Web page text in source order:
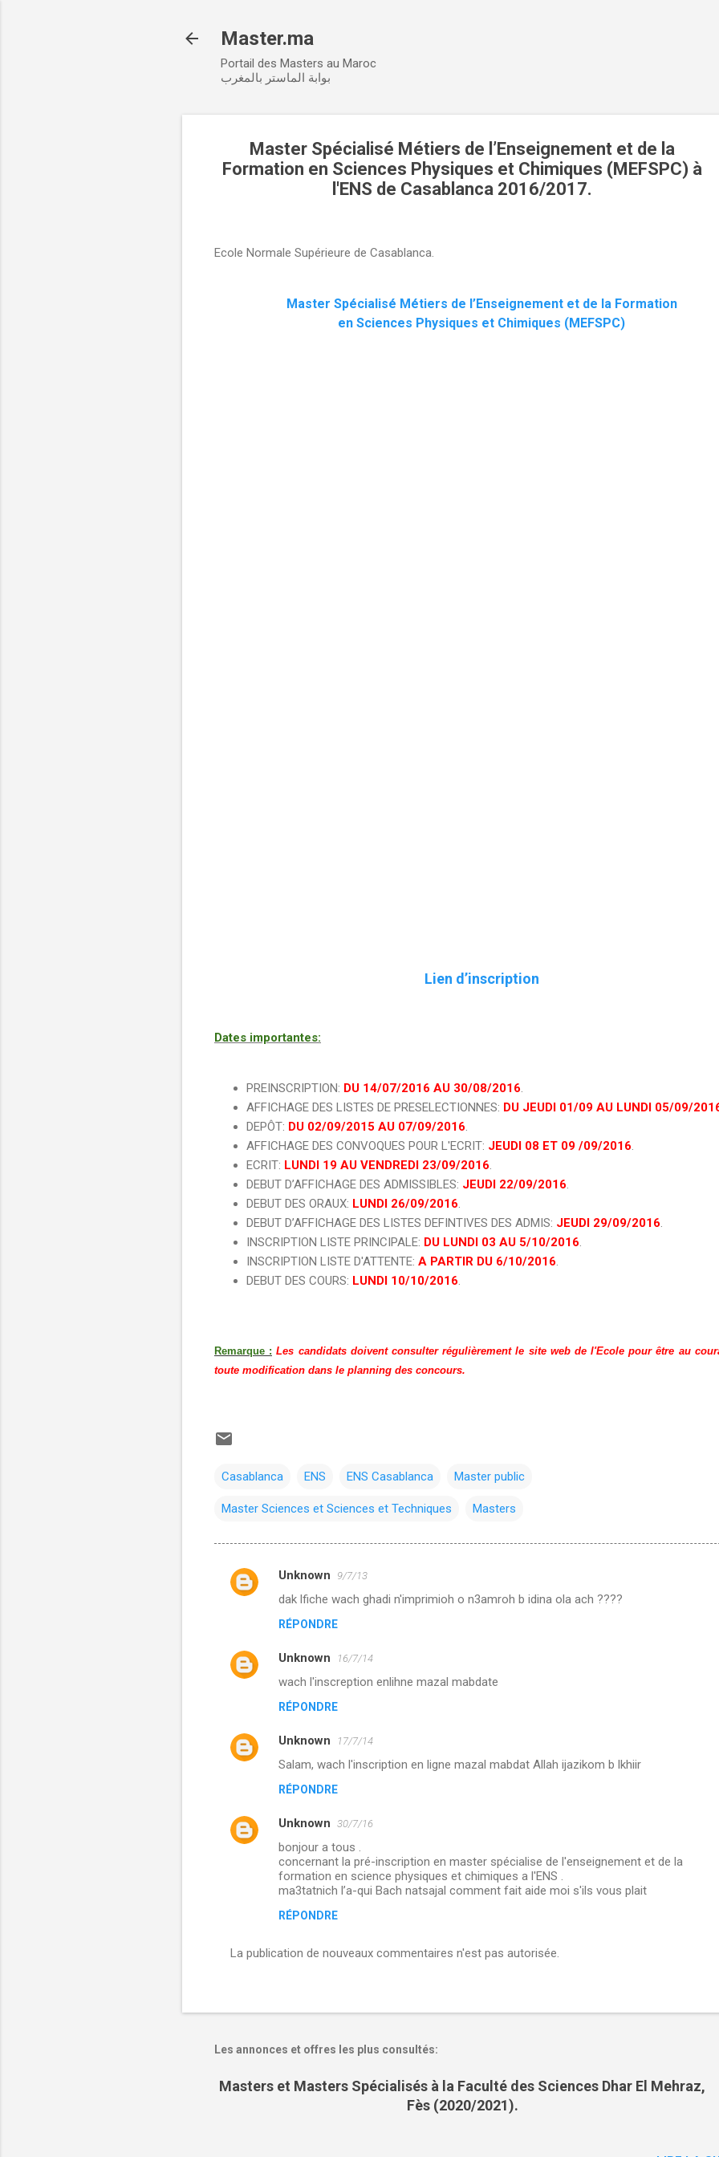
Master.ma
Portail des Masters au Maroc
بوابة الماستر بالمغرب
Master Spécialisé Métiers de l’Enseignement et de la
Formation en Sciences Physiques et Chimiques (MEFSPC) à
l'ENS de Casablanca 2016/2017.
Ecole Normale Supérieure de Casablanca.
Master Spécialisé Métiers de l’Enseignement et de la Formation
en Sciences Physiques et Chimiques (MEFSPC)
Lien d’inscription
Dates importantes:
PREINSCRIPTION: DU 14/07/2016 AU 30/08/2016
AFFICHAGE DES LISTES DE PRESELECTIONNES: DU JEUDI 01/09 AU LUNDI 05/09/
DEPÔT: DU 02/09/2015 AU 07/09/2016
AFFICHAGE DES CONVOQUES POUR L'ECRIT: JEUDI 08 ET 09 /09/2016
ECRIT: LUNDI 19 AU VENDREDI 23/09/2016
DEBUT D’AFFICHAGE DES ADMISSIBLES: JEUDI 22/09/2016
DEBUT DES ORAUX: LUNDI 26/09/2016
DEBUT D’AFFICHAGE DES LISTES DEFINTIVES DES ADMIS: JEUDI 29/09/2016
INSCRIPTION LISTE PRINCIPALE: DU LUNDI 03 AU 5/10/2016
INSCRIPTION LISTE D'ATTENTE: A PARTIR DU 6/10/2016
DEBUT DES COURS: LUNDI 10/10/2016
Remarque : Les candidats doivent consulter régulièrement le site web de l'Ecole pour être au
toute modification dans le planning des concours.
Casablanca ENS ENS Casablanca Master public
Master Sciences et Sciences et Techniques Masters
C
m
e
a
s
Unknown 9/7/13
dak lfiche wach ghadi n'imprimioh o n3amroh b idina ola ach ????
RÉPONDRE
Unknown 16/7/14
wach l'inscreption enlihne mazal mabdate
RÉPONDRE
Unknown 17/7/14
Salam, wach l'inscription en ligne mazal mabdat Allah ijazikom b lkhiir
RÉPONDRE
Unknown 30/7/16
bonjour a tous .
concernant la pré-inscription en master spécialise de l'enseignement et de la
formation en science physiques et chimiques a l'ENS .
ma3tatnich l’a-qui Bach natsajal comment fait aide moi s'ils vous plait
RÉPONDRE
La publication de nouveaux commentaires n'est pas autorisée.
Les annonces et offres les plus consultés:
Masters et Masters Spécialisés à la Faculté des Sciences Dhar El Mehraz,
Fès (2020/2021).